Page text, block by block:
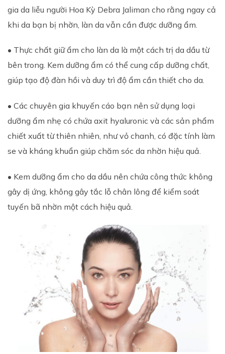
gia da liễu người Hoa Kỳ Debra Jaliman cho rằng ngay cả
khi da bạn bị nhờn, làn da vẫn cần được dưỡng ẩm.
• Thực chất giữ ẩm cho làn da là một cách trị da dầu từ
bên trong. Kem dưỡng ẩm có thể cung cấp dưỡng chất,
giúp tạo độ đàn hồi và duy trì độ ẩm cần thiết cho da.
• Các chuyên gia khuyến cáo bạn nên sử dụng loại
dưỡng ẩm nhẹ có chứa axit hyaluronic và các sản phẩm
chiết xuất từ thiên nhiên, như vỏ chanh, có đặc tính làm
se và kháng khuẩn giúp chăm sóc da nhờn hiệu quả.
• Kem dưỡng ẩm cho da dầu nên chứa công thức không
gây dị ứng, không gây tắc lỗ chân lông để kiểm soát
tuyến bã nhờn một cách hiệu quả.